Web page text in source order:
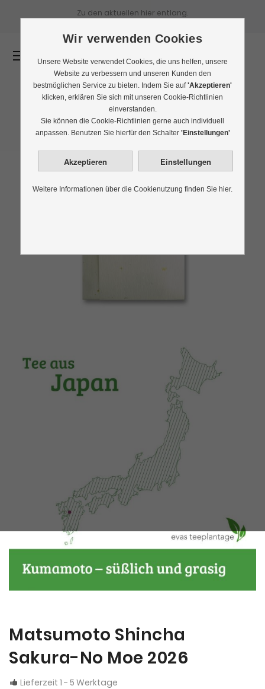
Zu den aktuellen hier entlang.
Matsumoto Shincha
Sakura-No Moe 2026
Lieferzeit 1 - 5 Werktage
Wir verwenden Cookies
Unsere Website verwendet Cookies, die uns helfen, unsere
Website zu verbessern und unseren Kunden den
bestmöglichen Service zu bieten. Indem Sie auf'Akzeptieren'
klicken, erklären Sie sich mit unseren Cookie-Richtlinien
einverstanden.
Sie können die Cookie-Richtlinien gerne auch individuell
anpassen. Benutzen Sie hierfür den Schalter 'Einstellungen'
Weitere Informationen über die Cookienutzung finden Sie hier.